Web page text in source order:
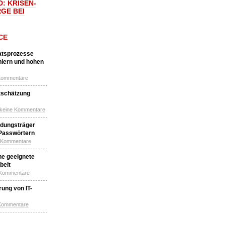
KRISEN-
BEI
und hohen
Kommentare
geeignete
von IT-